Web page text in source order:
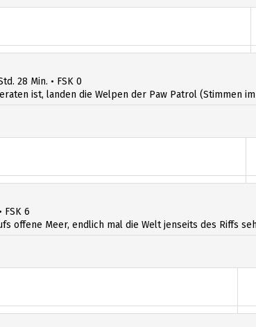
28 Min. • FSK 0
ist, landen die Welpen der Paw Patrol (Stimmen im
FSK 6
offene Meer, endlich mal die Welt jenseits des Riffs